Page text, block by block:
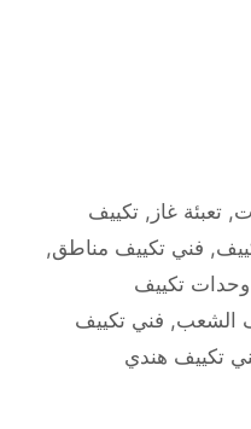
,تعبئة غاز ,تكييف
, فني تكييف مناطق,
وحدات تكييف
الشعب, فني تكييف
تكييف هندي